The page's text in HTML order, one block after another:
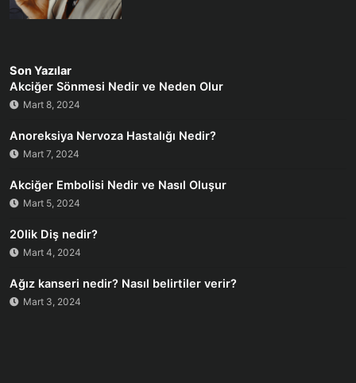
Son Yazılar
Akciğer Sönmesi Nedir ve Neden Olur
Mart 8, 2024
Anoreksiya Nervoza Hastalığı Nedir?
Mart 7, 2024
Akciğer Embolisi Nedir ve Nasıl Oluşur
Mart 5, 2024
20lik Diş nedir?
Mart 4, 2024
Ağız kanseri nedir? Nasıl belirtiler verir?
Mart 3, 2024